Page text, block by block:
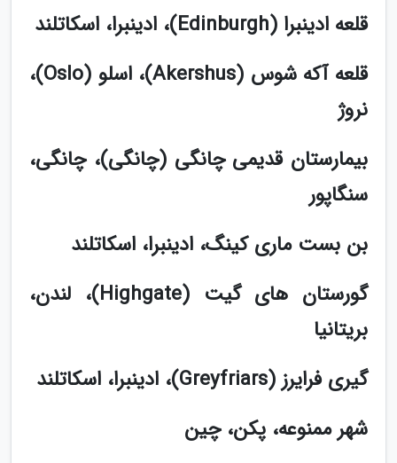
قلعه ادینبرا (Edinburgh)، ادینبرا، اسکاتلند
قلعه آکه شوس (Akershus)، اسلو (Oslo)،
نروژ
بیمارستان قدیمی چانگی (چانگی)، چانگی،
سنگاپور
بن بست ماری کینگ، ادینبرا، اسکاتلند
گورستان های گیت (Highgate)، لندن،
بریتانیا
گیری فرایرز (Greyfriars)، ادینبرا، اسکاتلند
شهر ممنوعه، پکن، چین